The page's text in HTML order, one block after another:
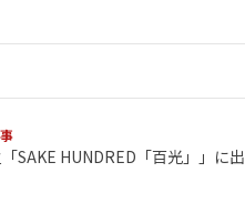
SAKE HUNDRED「百光」」に出